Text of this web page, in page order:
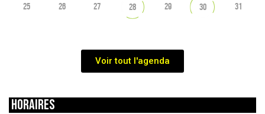
25 26 27 28 29 30 31
Voir tout l'agenda
HORAIRES